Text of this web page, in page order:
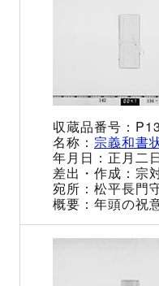
宗義和書
正月二
宗
松平長門
年頭の祝